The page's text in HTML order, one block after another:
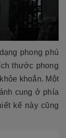
phong phú
thước phong
khoắn. Một
cung ở phía
kế này cũng